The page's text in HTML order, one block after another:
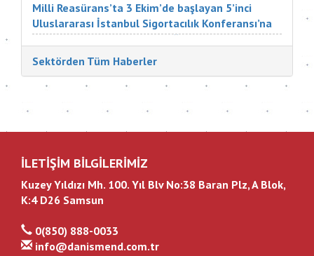
Milli Reasürans’ta 3 Ekim’de başlayan 5’inci
Uluslararası İstanbul Sigortacılık Konferansı’na
Türkiye ve dünyadan çok değerli katılımcılar
katıldı. Sigorta Tatbikatçıları Derneği'nin
düzenlediği konferansın aç...
Sektörden Tüm Haberler
İLETİŞİM BİLGİLERİMİZ
Kuzey Yıldızı Mh. 100. Yıl Blv No:38 Baran Plz, A Blok,
K:4 D26 Samsun
0(850) 888-0033
info@danismend.com.tr